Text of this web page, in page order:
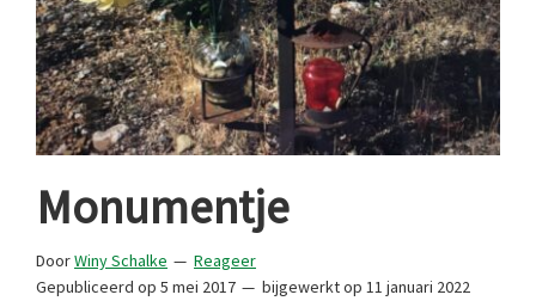
Monumentje
DoorWiny Schalke
Reageer
Gepubliceerd op 5 mei 2017 bijgewerkt op 11 januari 2022